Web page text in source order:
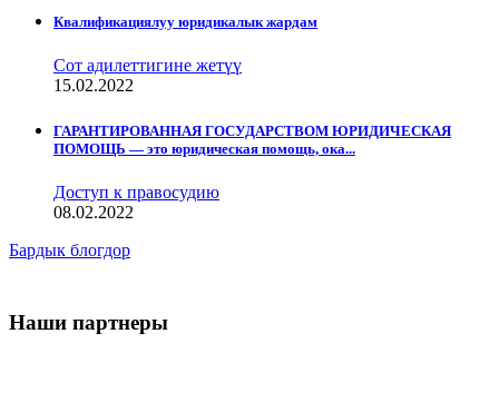
Квалификациялуу юридикалык жардам
Сот адилеттигине жетүү
15.02.2022
ГАРАНТИРОВАННАЯ ГОСУДАРСТВОМ ЮРИДИЧЕСКАЯ
ПОМОЩЬ — это юридическая помощь, ока...
Доступ к правосудию
08.02.2022
Бардык блогдор
Наши партнеры